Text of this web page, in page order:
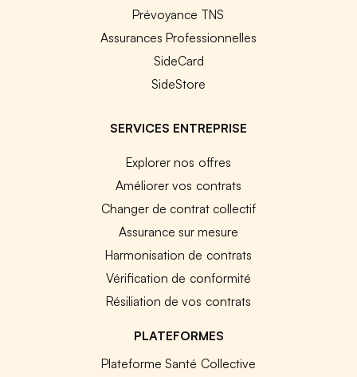
Prévoyance TNS
Assurances Professionnelles
SideCard
SideStore
SERVICES ENTREPRISE
Explorer nos offres
Améliorer vos contrats
Changer de contrat collectif
Assurance sur mesure
Harmonisation de contrats
Vérification de conformité
Résiliation de vos contrats
PLATEFORMES
Plateforme Santé Collective